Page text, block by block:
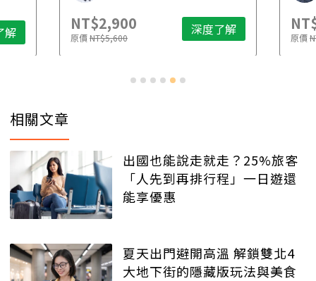
解 NT$2,900
原價NT$5,600 深度了解 原價
相關文章
出國也能說走就走？25%旅客
「人先到再排行程」一日遊還
能享優惠
夏天出門避開高溫 解鎖雙北4
大地下街的隱藏版玩法與美食